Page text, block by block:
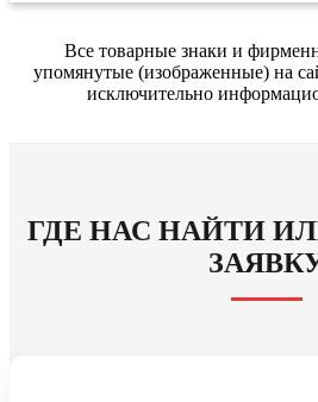
Все товарные знаки и
упомянутые (изображенные) на
исключительно
ГДЕ НАС НАЙТИ